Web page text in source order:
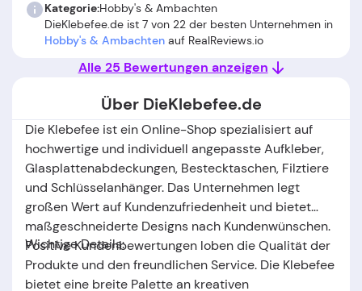
Kategorie:Hobby's & Ambachten
DieKlebefee.de ist 7 von 22 der besten Unternehmen in
Hobby's & Ambachten auf RealReviews.io
Alle 25 Bewertungen anzeigen
Über DieKlebefee.de
Die Klebefee ist ein Online-Shop spezialisiert auf
hochwertige und individuell angepasste Aufkleber,
Glasplattenabdeckungen, Bestecktaschen, Filztiere
und Schlüsselanhänger. Das Unternehmen legt
großen Wert auf Kundenzufriedenheit und bietet
maßgeschneiderte Designs nach Kundenwünschen.
Positive Kundenbewertungen loben die Qualität der
Produkte und den freundlichen Service. Die Klebefee
bietet eine breite Palette an kreativen
Wichtige Details: